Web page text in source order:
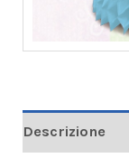
Descrizione